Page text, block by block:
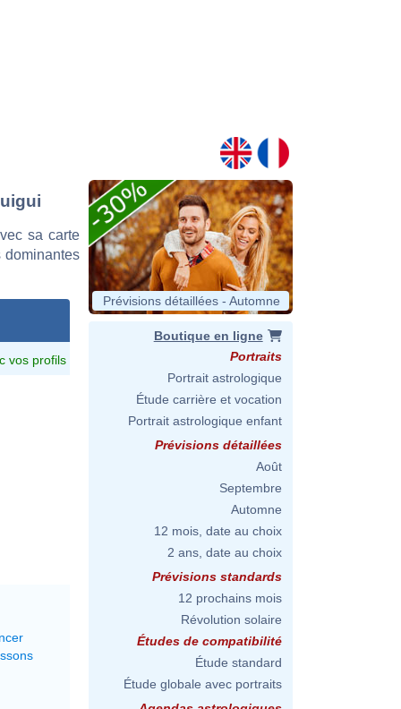
sa carte
vos profils
Prévisions détaillées - Automne
Boutique en ligne
Portraits
Portrait astrologique
Étude carrière et vocation
Portrait astrologique enfant
Prévisions détaillées
Août
Septembre
Automne
12 mois, date au choix
2 ans, date au choix
Prévisions standards
12 prochains mois
Révolution solaire
Études de compatibilité
Étude standard
Étude globale avec portraits